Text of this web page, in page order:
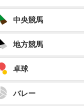
中央競馬
地方競馬
卓球
バレー